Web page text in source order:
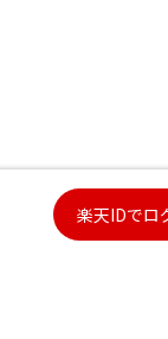
楽天IDでロ